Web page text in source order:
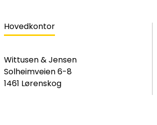
Hovedkontor
Wittusen & Jensen
Solheimveien 6-8
1461 Lørenskog